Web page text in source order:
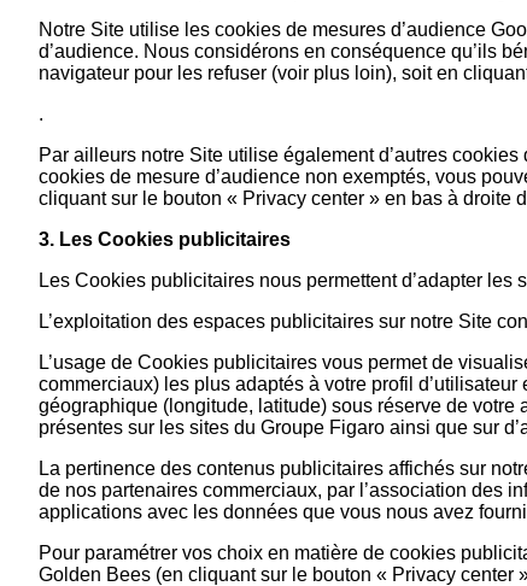
Notre Site utilise les cookies de mesures d’audience
d’audience. Nous considérons en conséquence qu’ils
navigateur pour les refuser (voir plus loin), soit en
.
Par ailleurs notre Site utilise également d’autres
cookies de mesure d’audience non exemptés, vous
cliquant sur le bouton « Privacy center » en bas à droite
3. Les Cookies publicitaires
Les Cookies publicitaires nous permettent d’adapter
L’exploitation des espaces publicitaires sur notre Site
L’usage de Cookies publicitaires vous permet de
commerciaux) les plus adaptés à votre profil
géographique (longitude, latitude) sous réserve de
présentes sur les sites du Groupe Figaro ainsi que sur
La pertinence des contenus publicitaires affichés sur
de nos partenaires commerciaux, par l’association des
applications avec les données que vous nous avez
Pour paramétrer vos choix en matière de cookies
Golden Bees (en cliquant sur le bouton « Privacy center